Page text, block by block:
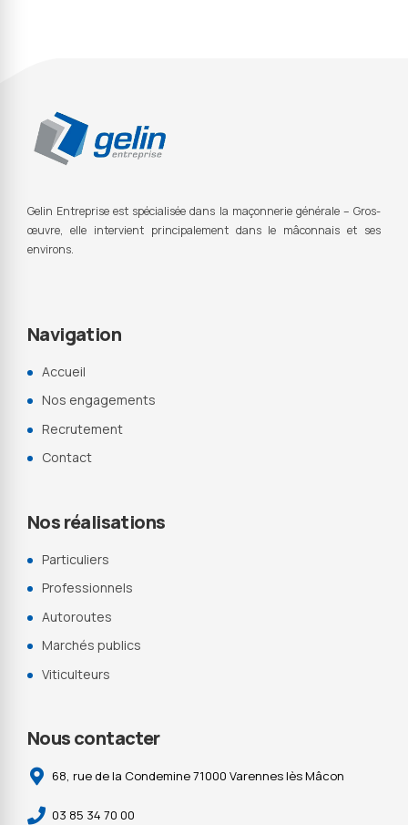
Gelin Entreprise est spécialisée dans la maçonnerie générale – Gros-
œuvre, elle intervient principalement dans le mâconnais et ses
environs.
Navigation
Accueil
Nos engagements
Recrutement
Contact
Nos réalisations
Particuliers
Professionnels
Autoroutes
Marchés publics
Viticulteurs
Nous contacter
68, rue de la Condemine 71000 Varennes lès Mâcon
03 85 34 70 00